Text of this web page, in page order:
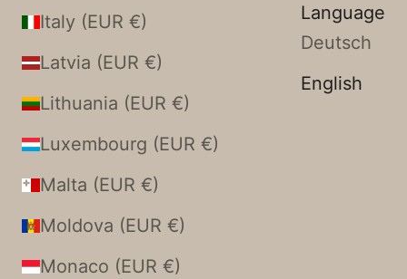
Italy (EUR €)
Latvia (EUR €)
Lithuania (EUR €)
Luxembourg (EUR €)
Malta (EUR €)
Moldova (EUR €)
Monaco (EUR €)
Language
Deutsch
English